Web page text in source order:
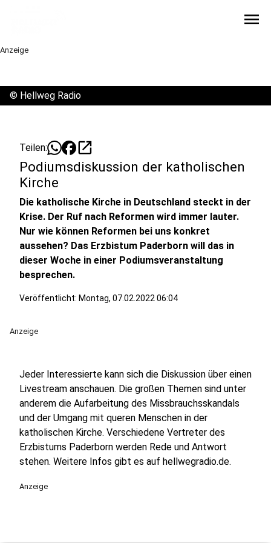
menu
Anzeige
© Hellweg Radio
Teilen: open_in_new
Podiumsdiskussion der katholischen
Kirche
Die katholische Kirche in Deutschland steckt in der
Krise. Der Ruf nach Reformen wird immer lauter.
Nur wie können Reformen bei uns konkret
aussehen? Das Erzbistum Paderborn will das in
dieser Woche in einer Podiumsveranstaltung
besprechen.
Veröffentlicht: Montag, 07.02.2022 06:04
Anzeige
Jeder Interessierte kann sich die Diskussion über einen
Livestream anschauen. Die großen Themen sind unter
anderem die Aufarbeitung des Missbrauchsskandals
und der Umgang mit queren Menschen in der
katholischen Kirche. Verschiedene Vertreter des
Erzbistums Paderborn werden Rede und Antwort
stehen. Weitere Infos gibt es auf hellwegradio.de.
Anzeige